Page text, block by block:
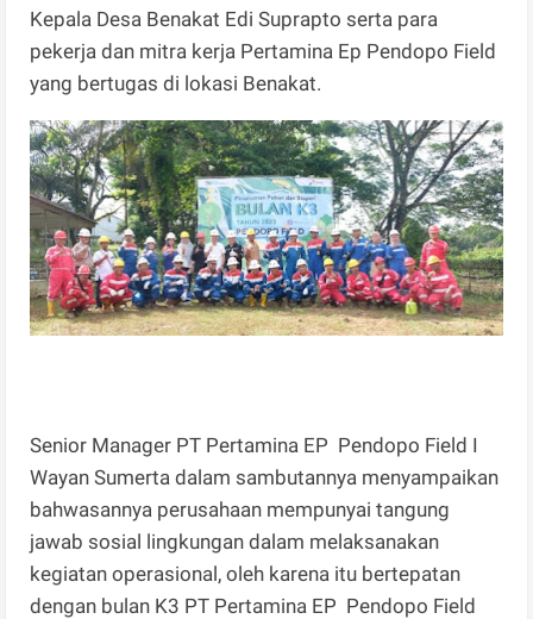
Kepala Desa Benakat Edi Suprapto serta para
pekerja dan mitra kerja Pertamina Ep Pendopo Field
yang bertugas di lokasi Benakat.
Senior Manager PT Pertamina EP Pendopo Field I
Wayan Sumerta dalam sambutannya menyampaikan
bahwasannya perusahaan mempunyai tangung
jawab sosial lingkungan dalam melaksanakan
kegiatan operasional, oleh karena itu bertepatan
dengan bulan K3 PT Pertamina EP Pendopo Field